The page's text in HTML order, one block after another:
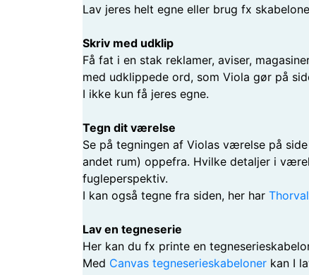
Lav jeres helt egne eller brug fx
Skriv med udklip
Få fat i en stak reklamer, aviser,
med udklippede ord, som Viola gør på
I ikke kun få jeres egne.
Tegn dit værelse
Se på tegningen af Violas værelse på
andet rum) oppefra. Hvilke detaljer i
fugleperspektiv.
I kan også tegne fra siden, her har
Lav en tegneserie
Her kan du fx printe en
Med Canvas tegneserieskabeloner kan I